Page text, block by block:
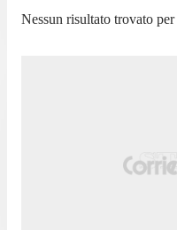
Nessun risultato trovato per